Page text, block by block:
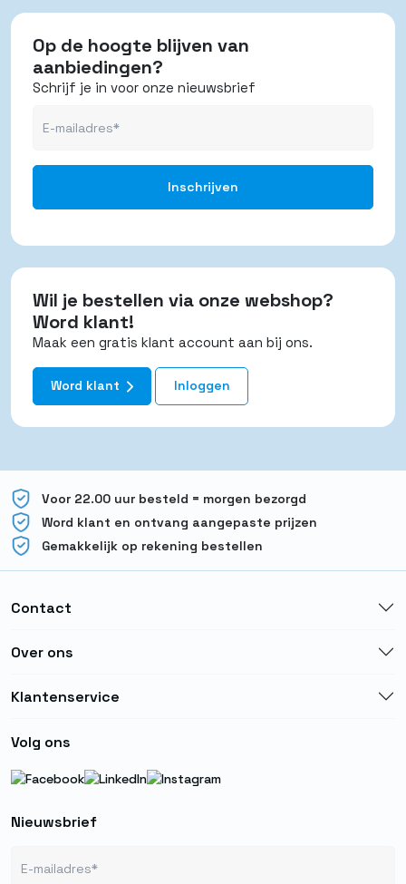
Op de hoogte blijven van
aanbiedingen?
Schrijf je in voor onze nieuwsbrief
Wil je bestellen via onze webshop?
Word klant!
Maak een gratis klant account aan bij ons.
Word klant Inloggen
Voor 22.00 uur besteld = morgen bezorgd
Word klant en ontvang aangepaste prijzen
Gemakkelijk op rekening bestellen
Contact
Over ons
Klantenservice
Volg ons
Nieuwsbrief